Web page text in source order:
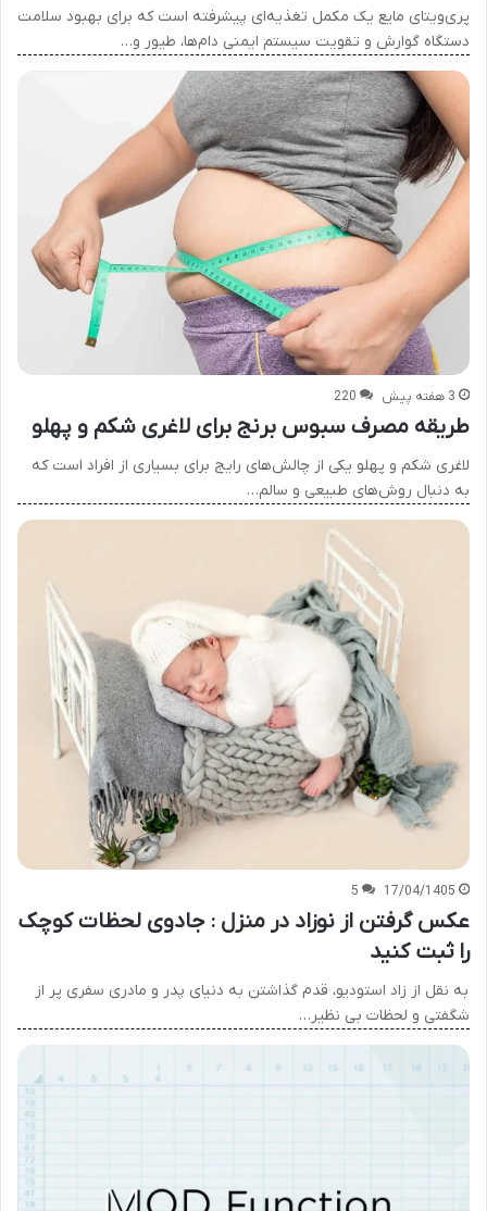
پری‌ویتای مایع یک مکمل تغذیه‌ای پیشرفته است که برای بهبود سلامت
دستگاه گوارش و تقویت سیستم ایمنی دام‌ها، طیور و…
3 هفته پیش 220
طریقه مصرف سبوس برنج برای لاغری شکم و پهلو
لاغری شکم و پهلو یکی از چالش‌های رایج برای بسیاری از افراد است که
به دنبال روش‌های طبیعی و سالم…
17/04/1405
5
عکس گرفتن از نوزاد در منزل : جادوی لحظات کوچک
را ثبت کنید
به نقل از زاد استودیو، قدم گذاشتن به دنیای پدر و مادری سفری پر از
شگفتی و لحظات بی نظیر…